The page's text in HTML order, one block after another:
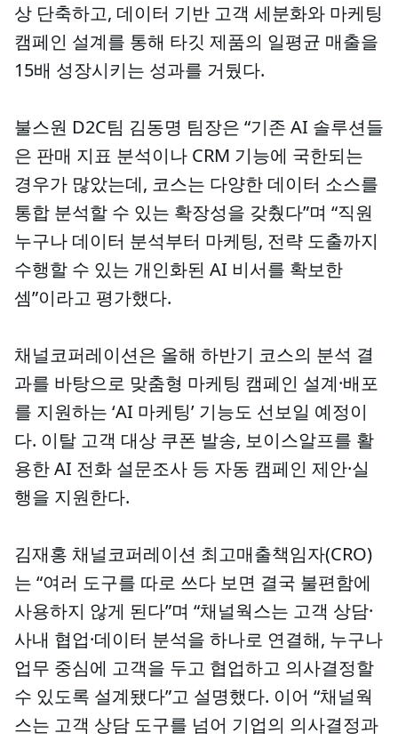
상 단축하고, 데이터 기반 고객 세분화와 마케팅
캠페인 설계를 통해 타깃 제품의 일평균 매출을
15배 성장시키는 성과를 거뒀다.
불스원 D2C팀 김동명 팀장은 “기존 AI 솔루션들
은 판매 지표 분석이나 CRM 기능에 국한되는
경우가 많았는데, 코스는 다양한 데이터 소스를
통합 분석할 수 있는 확장성을 갖췄다”며 “직원
누구나 데이터 분석부터 마케팅, 전략 도출까지
수행할 수 있는 개인화된 AI 비서를 확보한
셈”이라고 평가했다.
채널코퍼레이션은 올해 하반기 코스의 분석 결
과를 바탕으로 맞춤형 마케팅 캠페인 설계·배포
를 지원하는 ‘AI 마케팅’ 기능도 선보일 예정이
다. 이탈 고객 대상 쿠폰 발송, 보이스알프를 활
용한 AI 전화 설문조사 등 자동 캠페인 제안·실
행을 지원한다.
김재홍 채널코퍼레이션 최고매출책임자(CRO)
는 “여러 도구를 따로 쓰다 보면 결국 불편함에
사용하지 않게 된다”며 “채널웍스는 고객 상담·
사내 협업·데이터 분석을 하나로 연결해, 누구나
업무 중심에 고객을 두고 협업하고 의사결정할
수 있도록 설계됐다”고 설명했다. 이어 “채널웍
스는 고객 상담 도구를 넘어 기업의 의사결정과